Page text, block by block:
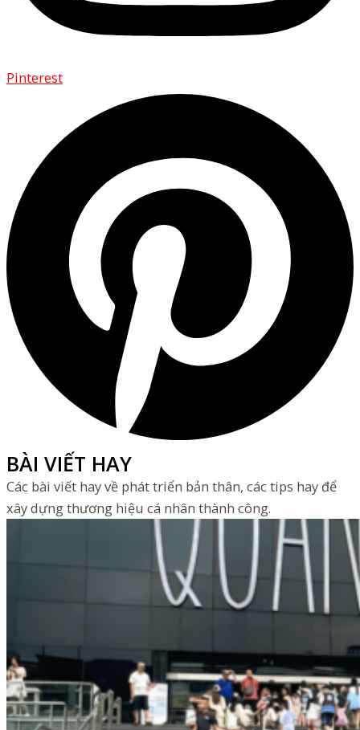
Pinterest
BÀI VIẾT HAY
Các bài viết hay về phát triển bản thân, các tips hay để
xây dựng thương hiệu cá nhân thành công.